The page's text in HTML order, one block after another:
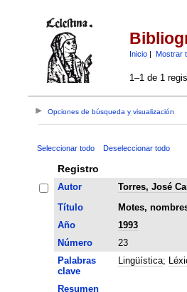
Inicio| Mostrar
1–1 de 1
Opciones de búsqueda y visualización
Seleccionar todo Deseleccionar todo
Registro
Autor
Torres, José
Título
Motes,
Año
1993
Número
23
Palabras
clave
Lingüística;
Resumen